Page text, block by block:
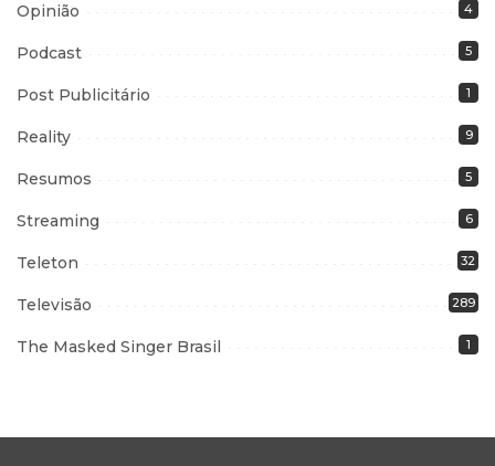
Opinião 4
Podcast 5
Post Publicitário 1
Reality 9
Resumos 5
Streaming 6
Teleton 32
Televisão 289
The Masked Singer Brasil 1